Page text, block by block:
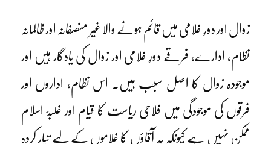
زوال اور دورِ غلامی میں قائم ہونے والا غیر منصفانہ اور ظالمانہ
نظام، ادارے، فرقے دورِ غلامی اور زوال کی یادگار ہیں اور
موجودہ زوال کا اصل سبب ہیں۔ اس نظام، اداروں اور
فرقوں کی موجودگی میں فلاحی ریاست کا قیام اور غلبۂ اسلام
ممکن نہیں ہے کیونکہ یہ آقاؤں کا غلاموں کے لیے تیار کردہ